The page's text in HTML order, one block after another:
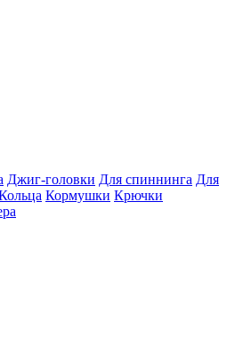
Джиг-головки Для спиннинга Для
Кормушки Крючки